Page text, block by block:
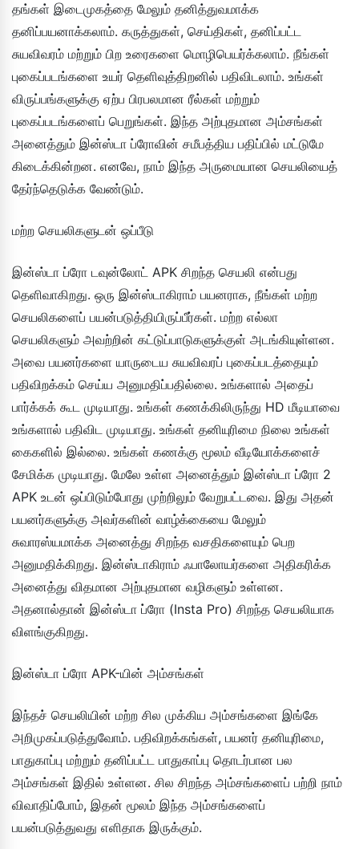
தங்கள் இடைமுகத்தை மேலும் தனித்துவமாக்க
தனிப்பயனாக்கலாம். கருத்துகள், செய்திகள், தனிப்பட்ட
சுயவிவரம் மற்றும் பிற உரைகளை மொழிபெயர்க்கலாம். நீங்கள்
புகைப்படங்களை உயர் தெளிவுத்திறனில் பதிவிடலாம். உங்கள்
விருப்பங்களுக்கு ஏற்ப பிரபலமான ரீல்கள் மற்றும்
புகைப்படங்களைப் பெறுங்கள். இந்த அற்புதமான அம்சங்கள்
அனைத்தும் இன்ஸ்டா ப்ரோவின் சமீபத்திய பதிப்பில் மட்டுமே
கிடைக்கின்றன. எனவே, நாம் இந்த அருமையான செயலியைத்
தேர்ந்தெடுக்க வேண்டும்.
மற்ற செயலிகளுடன் ஒப்பீடு
இன்ஸ்டா ப்ரோ டவுன்லோட் APK சிறந்த செயலி என்பது
தெளிவாகிறது. ஒரு இன்ஸ்டாகிராம் பயனராக, நீங்கள் மற்ற
செயலிகளைப் பயன்படுத்தியிருப்பீர்கள். மற்ற எல்லா
செயலிகளும் அவற்றின் கட்டுப்பாடுகளுக்குள் அடங்கியுள்ளன.
அவை பயனர்களை யாருடைய சுயவிவரப் புகைப்படத்தையும்
பதிவிறக்கம் செய்ய அனுமதிப்பதில்லை. உங்களால் அதைப்
பார்க்கக் கூட முடியாது. உங்கள் கணக்கிலிருந்து HD மீடியாவை
உங்களால் பதிவிட முடியாது. உங்கள் தனியுரிமை நிலை உங்கள்
கைகளில் இல்லை. உங்கள் கணக்கு மூலம் வீடியோக்களைச்
சேமிக்க முடியாது. மேலே உள்ள அனைத்தும் இன்ஸ்டா ப்ரோ 2
APK உடன் ஒப்பிடும்போது முற்றிலும் வேறுபட்டவை. இது அதன்
பயனர்களுக்கு அவர்களின் வாழ்க்கையை மேலும்
சுவாரஸ்யமாக்க அனைத்து சிறந்த வசதிகளையும் பெற
அனுமதிக்கிறது. இன்ஸ்டாகிராம் ஃபாலோயர்களை அதிகரிக்க
அனைத்து விதமான அற்புதமான வழிகளும் உள்ளன.
அதனால்தான் இன்ஸ்டா ப்ரோ (Insta Pro) சிறந்த செயலியாக
விளங்குகிறது.
இன்ஸ்டா ப்ரோ APK-யின் அம்சங்கள்
இந்தச் செயலியின் மற்ற சில முக்கிய அம்சங்களை இங்கே
அறிமுகப்படுத்துவோம். பதிவிறக்கங்கள், பயனர் தனியுரிமை,
பாதுகாப்பு மற்றும் தனிப்பட்ட பாதுகாப்பு தொடர்பான பல
அம்சங்கள் இதில் உள்ளன. சில சிறந்த அம்சங்களைப் பற்றி நாம்
விவாதிப்போம், இதன் மூலம் இந்த அம்சங்களைப்
பயன்படுத்துவது எளிதாக இருக்கும்.